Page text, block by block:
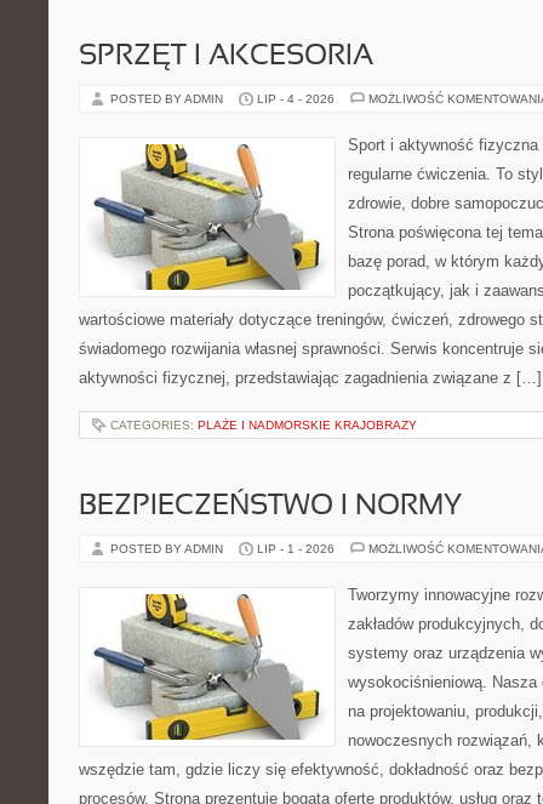
SPRZĘT I AKCESORIA
POSTED BY ADMIN LIP - 4 - 2026 MOŻLIWOŚĆ
Sport i aktywność
regularne ćwiczenia. To
zdrowie, dobre
Strona poświęcona tej
bazę porad, w którym
początkujący, jak i
wartościowe materiały dotyczące treningów, ćwiczeń, zdrowego
świadomego rozwijania własnej sprawności. Serwis koncentruje
aktywności fizycznej, przedstawiając zagadnienia związane z […]
CATEGORIES: PLAŻE I NADMORSKIE KRAJOBRAZY
BEZPIECZEŃSTWO I NORMY
POSTED BY ADMIN LIP - 1 - 2026 MOŻLIWOŚĆ
Tworzymy innowacyjne
zakładów produkcyjnych,
systemy oraz urządzenia
wysokociśnieniową. Nasza
na projektowaniu,
nowoczesnych rozwiązań,
wszędzie tam, gdzie liczy się efektywność, dokładność oraz
procesów. Strona prezentuje bogatą ofertę produktów, usług oraz